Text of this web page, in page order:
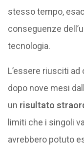
stesso tempo,
conseguenze
tecnologia.
L’essere riusciti
dopo nove mesi
un risultato
limiti che i singoli
avrebbero potuto